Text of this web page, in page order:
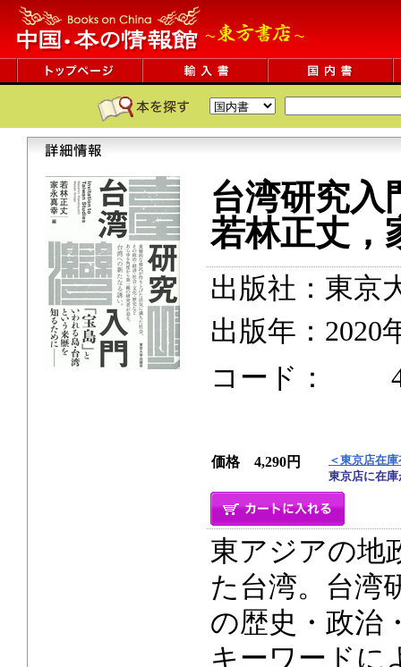
台湾研究入
若林正丈
出版社：東京
出版年：2020
コード：
価格 4,290円
＜東京店在
東京店に在
東アジアの地
た台湾。台湾
の歴史・政治
キーワードに